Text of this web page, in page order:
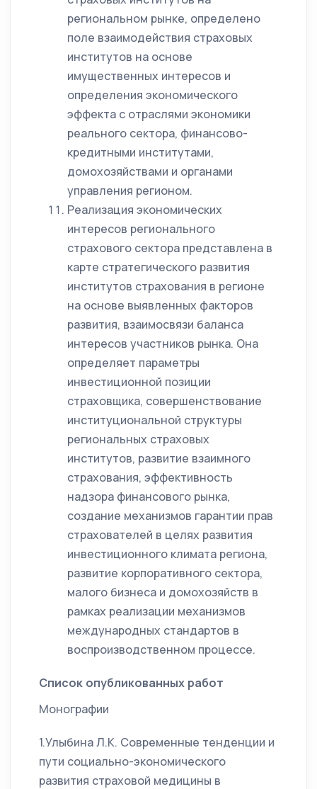
региональном рынке, определено
поле взаимодействия страховых
институтов на основе
имущественных интересов и
определения экономического
эффекта с отраслями экономики
реального сектора, финансово-
кредитными институтами,
домохозяйствами и органами
управления регионом.
Реализация экономических
интересов регионального
страхового сектора представлена в
карте стратегического развития
институтов страхования в регионе
на основе выявленных факторов
развития, взаимосвязи баланса
интересов участников рынка. Она
определяет параметры
инвестиционной позиции
страховщика, совершенствование
институциональной структуры
региональных страховых
институтов, развитие взаимного
страхования, эффективность
надзора финансового рынка,
создание механизмов гарантии прав
страхователей в целях развития
инвестиционного климата региона,
развитие корпоративного сектора,
малого бизнеса и домохозяйств в
рамках реализации механизмов
международных стандартов в
воспроизводственном процессе.
Список опубликованных работ
Монографии
1.Улыбина Л.К. Современные тенденции и
пути социально-экономического
развития страховой медицины в